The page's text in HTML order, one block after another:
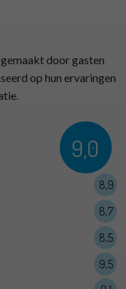
door gasten
op hun ervaringen
9,0
8,9
8,7
8,5
9,5